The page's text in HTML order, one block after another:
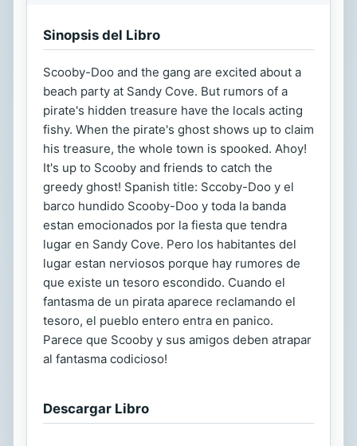
Sinopsis del Libro
Scooby-Doo and the gang are excited about a
beach party at Sandy Cove. But rumors of a
pirate's hidden treasure have the locals acting
fishy. When the pirate's ghost shows up to claim
his treasure, the whole town is spooked. Ahoy!
It's up to Scooby and friends to catch the
greedy ghost! Spanish title: Sccoby-Doo y el
barco hundido Scooby-Doo y toda la banda
estan emocionados por la fiesta que tendra
lugar en Sandy Cove. Pero los habitantes del
lugar estan nerviosos porque hay rumores de
que existe un tesoro escondido. Cuando el
fantasma de un pirata aparece reclamando el
tesoro, el pueblo entero entra en panico.
Parece que Scooby y sus amigos deben atrapar
al fantasma codicioso!
Descargar Libro